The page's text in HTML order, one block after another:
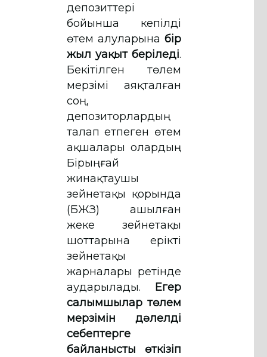
депозиттері
бойынша кепілді
өтем алуларына бір
жыл уақыт беріледі.
Бекітілген төлем
мерзімі аяқталған
соң,
депозиторлардың
талап етпеген өтем
ақшалары олардың
Бірыңғай
жинақтаушы
зейнетақы қорында
(БЖЗҚ) ашылған
жеке зейнетақы
шоттарына ерікті
зейнетақы
жарналары ретінде
аударылады.
Егер
салымшылар төлем
мерзімін дәлелді
себептерге
байланысты өткізіп